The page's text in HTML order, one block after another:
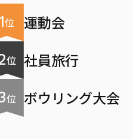
位 運動会
位 社員旅行
位 ボウリング大会